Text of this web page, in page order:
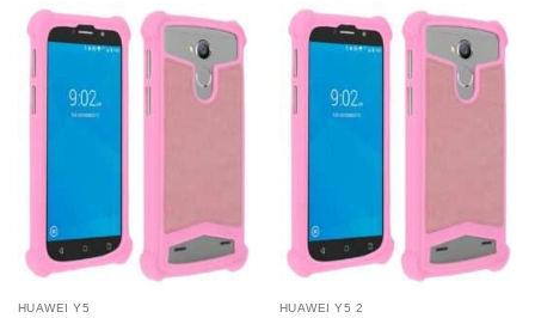
HUAWEI Y5 HUAWEI Y5 2